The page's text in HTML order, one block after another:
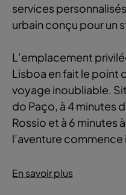
services
urbain conçu pour un
L’emplacement
Lisboa en fait le point
voyage inoubliable.
do Paço, à 4 minutes
Rossio et à 6 minutes
l’aventure commence
En savoir plus